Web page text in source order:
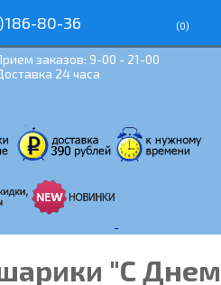
80-36 (0)
заказов: 9-00 - 21-00
24 часа
"С Днем